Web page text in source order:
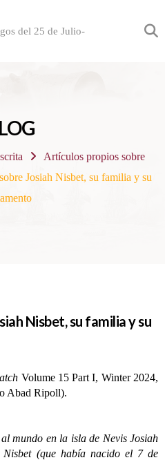
Artículos propios sobre
Josiah Nisbet, su familia y su
Nisbet, su familia y su
Volume 15 Part I, Winter 2024,
Abad Ripoll).
en la isla de Nevis Josiah
(que había nacido el 7 de